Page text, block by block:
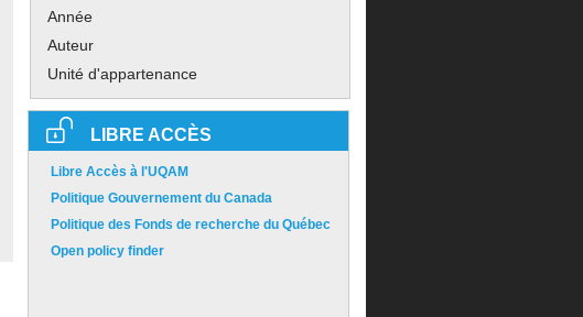
Année
Auteur
Unité d'appartenance
LIBRE ACCÈS
Libre Accès à l'UQAM
Politique Gouvernement du Canada
Politique des Fonds de recherche du Québec
Open policy finder